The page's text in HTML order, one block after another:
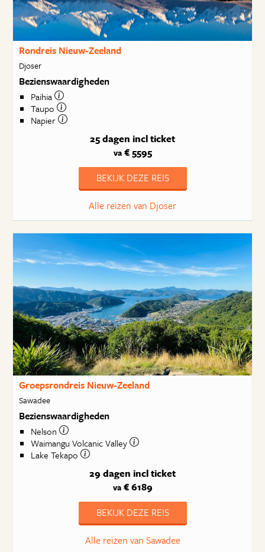
Rondreis Nieuw-Zeeland
Djoser
Bezienswaardigheden
Paihia
Taupo
Napier
25 dagen incl ticket
va€ 5595
BEKIJK DEZE REIS
Alle reizen van Djoser
Groepsrondreis Nieuw-Zeeland
Sawadee
Bezienswaardigheden
Nelson
Waimangu Volcanic Valley
Lake Tekapo
29 dagen incl ticket
va€ 6189
BEKIJK DEZE REIS
Alle reizen van Sawadee